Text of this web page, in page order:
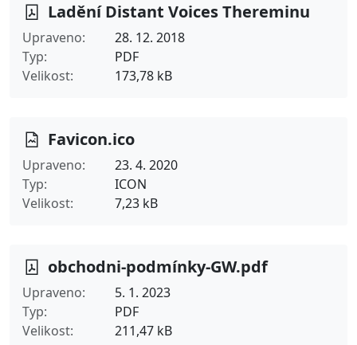
Ladění Distant Voices Thereminu
Upraveno
28. 12. 2018
Typ
PDF
Velikost
173,78 kB
Favicon.ico
Upraveno
23. 4. 2020
Typ
ICON
Velikost
7,23 kB
obchodni-podmínky-GW.pdf
Upraveno
5. 1. 2023
Typ
PDF
Velikost
211,47 kB